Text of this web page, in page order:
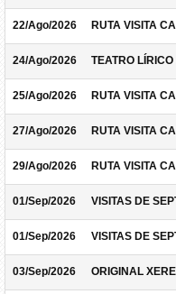
22/Ago/2026 RUTA VISITA
24/Ago/2026 TEATRO
25/Ago/2026 RUTA VISITA
27/Ago/2026 RUTA VISITA
29/Ago/2026 RUTA VISITA
01/Sep/2026 VISITAS DE
01/Sep/2026 VISITAS DE
03/Sep/2026 ORIGINAL